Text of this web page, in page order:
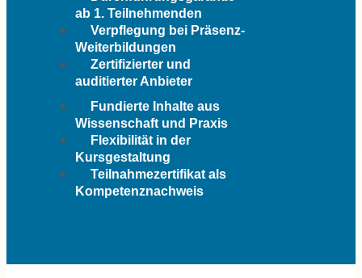
ab 1. Teilnehmenden
Verpflegung bei Präsenz-
Weiterbildungen
Zertifizierter und
auditierter Anbieter
Fundierte Inhalte aus
Wissenschaft und Praxis
Flexibilität in der
Kursgestaltung
Teilnahmezertifikat als
Kompetenznachweis